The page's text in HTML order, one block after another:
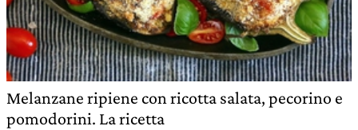
Melanzane ripiene con ricotta salata, pecorino e
pomodorini. La ricetta